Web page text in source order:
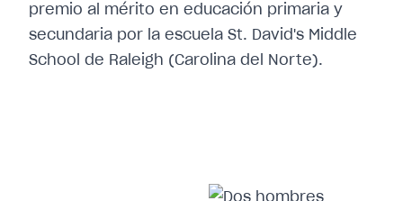
premio al mérito en educación primaria y
secundaria por la escuela St. David's Middle
School de Raleigh (Carolina del Norte).